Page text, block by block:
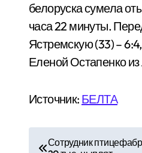
белоруска сумела
часа 22 минуты.
Ястремскую (33) –
Еленой Остапенко
Источник: БЕЛТА
Сотрудник